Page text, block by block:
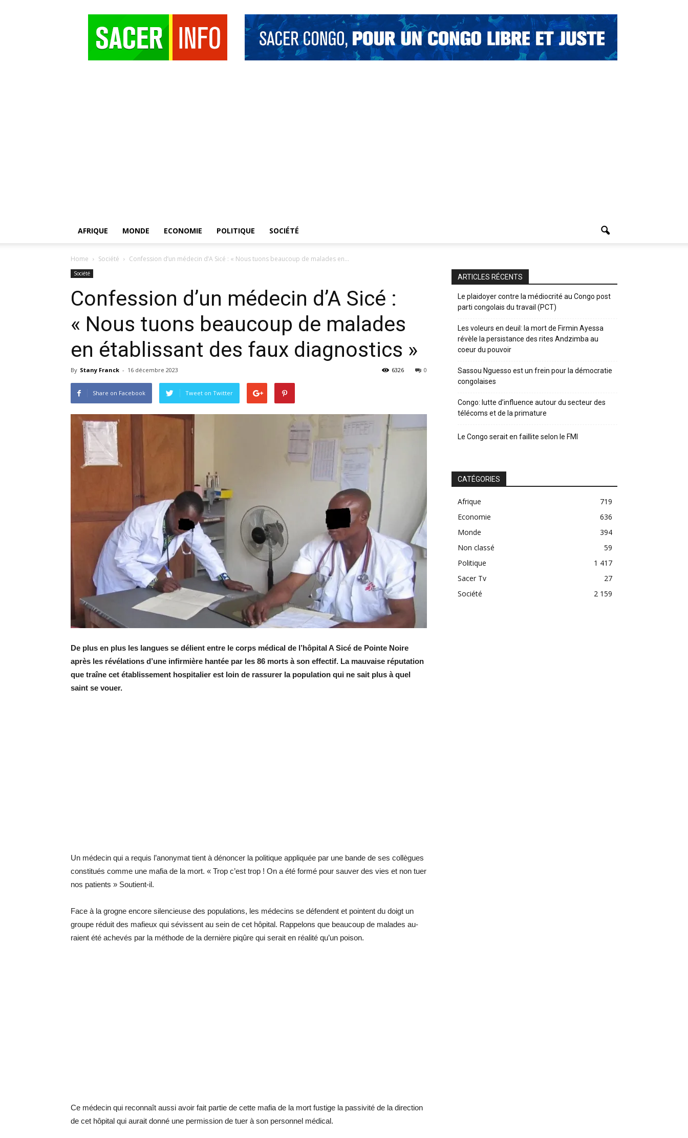
AFRIQUE MONDE ECONOMIE POLITIQUE SOCIÉTÉ
Home Société Confes­sion d’un mé­de­cin d’A Sicé : « Nous tuons beau­coup de ma­lades en...
Société
Confes­sion d’un mé­de­cin d’A Sicé :
« Nous tuons beau­coup de ma­lades
en éta­blis­sant des faux diag­nos­tics »
By Stany Franck - 16 décembre 2023 0
6326
Share on Facebook Tweet on Twitter
De plus en plus les langues se dé­lient entre le corps mé­di­cal de l’hô­pi­tal A Sicé de Pointe Noire
après les ré­vé­la­tions d’une in­fir­mière han­tée par les 86 morts à son ef­fec­tif. La mau­vaise ré­pu­ta­tion
que traîne cet éta­blis­se­ment hos­pi­ta­lier est loin de ras­su­rer la po­pu­la­tion qui ne sait plus à quel
saint se vouer.
Un mé­de­cin qui a re­quis l’ano­ny­mat tient à dé­non­cer la po­li­tique ap­pli­quée par une bande de ses col­lègues
consti­tués comme une ma­fia de la mort. « Trop c’est trop ! On a été formé pour sau­ver des vies et non tuer
nos pa­tients » Sou­tient-il.
Face à la grogne en­core si­len­cieuse des po­pu­la­tions, les mé­de­cins se dé­fendent et pointent du doigt un
groupe ré­duit des ma­fieux qui sé­vissent au sein de cet hô­pi­tal. Rap­pe­lons que beau­coup de ma­lades au­
raient été ache­vés par la mé­thode de la der­nière pi­qûre qui se­rait en réa­lité qu’un poi­son.
Ce mé­de­cin qui re­con­naît aussi avoir fait par­tie de cette ma­fia de la mort fus­tige la pas­si­vité de la di­rec­tion
de cet hô­pi­tal qui au­rait donné une per­mis­sion de tuer à son per­son­nel mé­di­cal.
ARTICLES RÉCENTS
Le plaidoyer contre la médiocrité au Congo post
parti congolais du travail (PCT)
Les voleurs en deuil: la mort de Firmin Ayessa
révèle la persistance des rites Andzimba au
coeur du pouvoir
Sassou Nguesso est un frein pour la démocratie
congolaises
Congo: lutte d’influence autour du secteur des
télécoms et de la primature
Le Congo serait en faillite selon le FMI
CATÉGORIES
Afrique
719
Economie
636
Monde
394
Non classé
59
Politique
1 417
Sacer Tv
27
Société
2 159